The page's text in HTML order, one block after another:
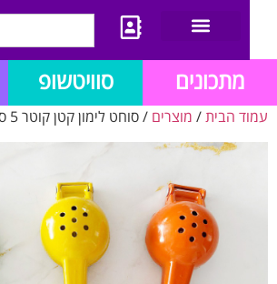
מתכונים סוויטשופ
הבית/מוצרים/ סוחט לימון קטן קוטר 5 ס”מ